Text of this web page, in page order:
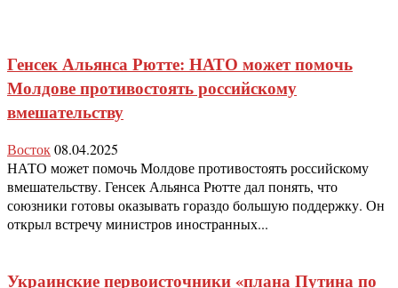
Генсек Альянса Рютте: НАТО может помочь
Молдове противостоять российскому
вмешательству
Восток08.04.2025
НАТО может помочь Молдове противостоять российскому
вмешательству. Генсек Альянса Рютте дал понять, что
союзники готовы оказывать гораздо большую поддержку. Он
открыл встречу министров иностранных...
Украинские первоисточники «плана Путина по